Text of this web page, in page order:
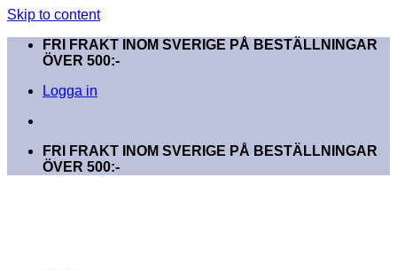
Skip to content
FRI FRAKT INOM SVERIGE PÅ BESTÄLLNINGAR
ÖVER 500:-
Logga in
FRI FRAKT INOM SVERIGE PÅ BESTÄLLNINGAR
ÖVER 500:-